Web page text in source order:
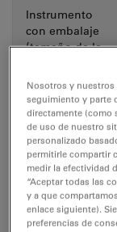
Instrumento
con embalaje
(tamaño de la
Espacio
mínimo
necesario
alrededor del
instrumento
Nosotros y
seguimiento y parte
directamente (como
de uso de nuestro
personalizado
permitirle compartir
medir la efectividad
“Aceptar todas las
y a que
enlace siguiente).
preferencias de